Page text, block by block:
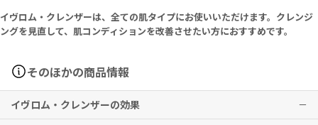
イヴロム・クレンザーは、全ての肌タイプにお使いいただけます。クレンジ
ングを見直して、肌コンディションを改善させたい方におすすめです。
そのほかの商品情報
イヴロム・クレンザーの効果